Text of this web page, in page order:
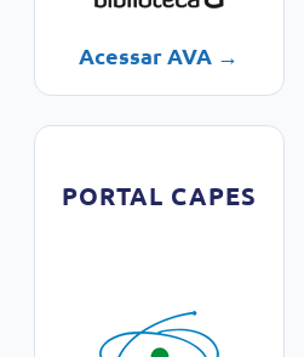
Acessar AVA →
PORTAL CAPES